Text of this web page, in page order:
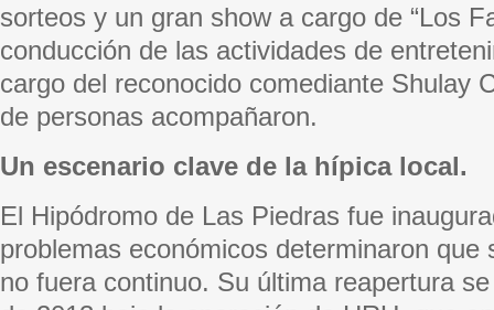
sorteos y un gran show a cargo de “Los
conducción de las actividades de
cargo del reconocido comediante Shulay
de personas acompañaron.
Un escenario clave de la hípica local.
El Hipódromo de Las Piedras fue
problemas económicos determinaron que
no fuera continuo. Su última reapertura